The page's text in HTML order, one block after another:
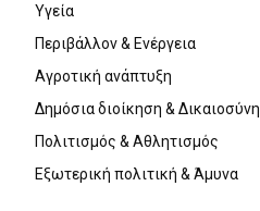
Υγεία
Περιβάλλον & Ενέργεια
Αγροτική ανάπτυξη
Δημόσια διοίκηση & Δικαιοσύνη
Πολιτισμός & Αθλητισμός
Εξωτερική πολιτική & Άμυνα